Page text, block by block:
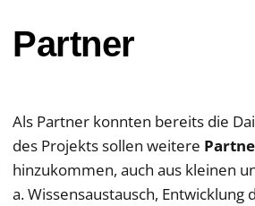
Partner
Als Partner konnten bereits die
des Projekts sollen weitere
hinzukommen, auch aus kleinen
a. Wissensaustausch,